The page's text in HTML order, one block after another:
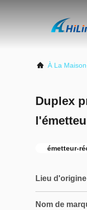
À La Maison
Duplex
émetteur-
Lieu
Nom de